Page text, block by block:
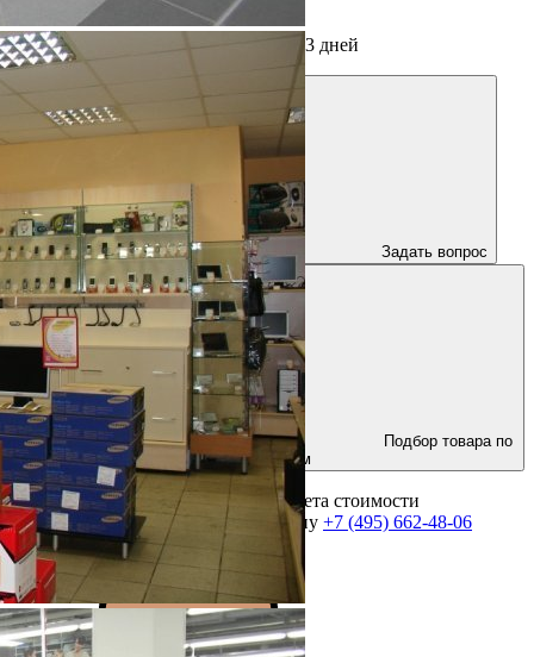
Срок изготовления мебели от 3 дней
Задать вопрос
параметрам
Для получения консультации и расчета стоимости
оборудования позвоните по телефону +7 (495) 662-48-06